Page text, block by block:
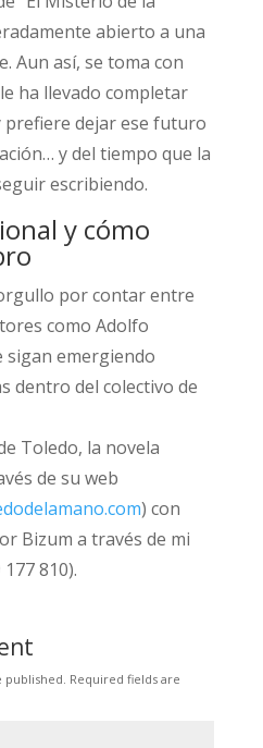
abierto a una
Aun así, se toma con
ha llevado completar
dejar ese futuro
y del tiempo que la
escribiendo.​
y cómo
por contar entre
como Adolfo
sigan emergiendo
dentro del colectivo de
Toledo, la novela
de su web
) con
Bizum a través de mi
810).
published. Required fields are